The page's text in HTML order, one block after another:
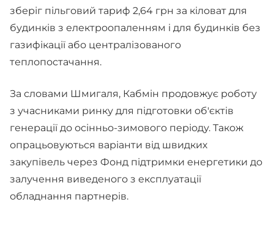
зберіг пільговий тариф 2,64 грн за кіловат для
будинків з електроопаленням і для будинків без
газифікації або централізованого
теплопостачання.
За словами Шмигаля, Кабмін продовжує роботу
з учасниками ринку для підготовки об'єктів
генерації до осінньо-зимового періоду. Також
опрацьовуються варіанти від швидких
закупівель через Фонд підтримки енергетики до
залучення виведеного з експлуатації
обладнання партнерів.